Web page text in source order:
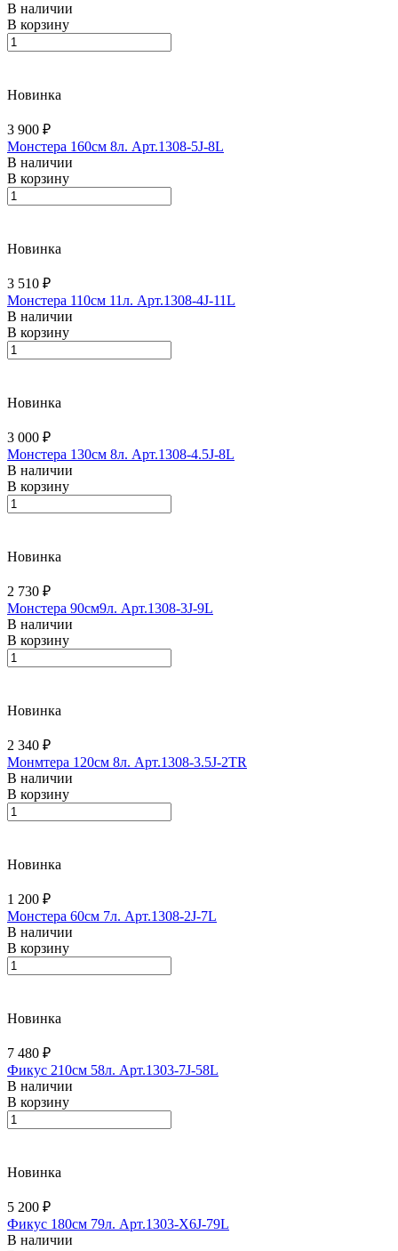
В наличии
В корзину
Новинка
3 900 ₽
Монстера 160см 8л. Арт.1308-5J-8L
В наличии
В корзину
Новинка
3 510 ₽
Монстера 110см 11л. Арт.1308-4J-11L
В наличии
В корзину
Новинка
3 000 ₽
Монстера 130см 8л. Арт.1308-4.5J-8L
В наличии
В корзину
Новинка
2 730 ₽
Монстера 90см9л. Арт.1308-3J-9L
В наличии
В корзину
Новинка
2 340 ₽
Монмтера 120см 8л. Арт.1308-3.5J-2TR
В наличии
В корзину
Новинка
1 200 ₽
Монстера 60см 7л. Арт.1308-2J-7L
В наличии
В корзину
Новинка
7 480 ₽
Фикус 210см 58л. Арт.1303-7J-58L
В наличии
В корзину
Новинка
5 200 ₽
Фикус 180см 79л. Арт.1303-X6J-79L
В наличии